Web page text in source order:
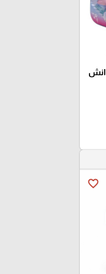
شنط ابتدائي 14 انش
favorite_border